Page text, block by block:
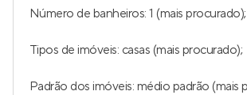
Número de banheiros: 1 (mais procurado);
Tipos de imóveis: casas (mais procurado);
Padrão dos imóveis: médio padrão (mais